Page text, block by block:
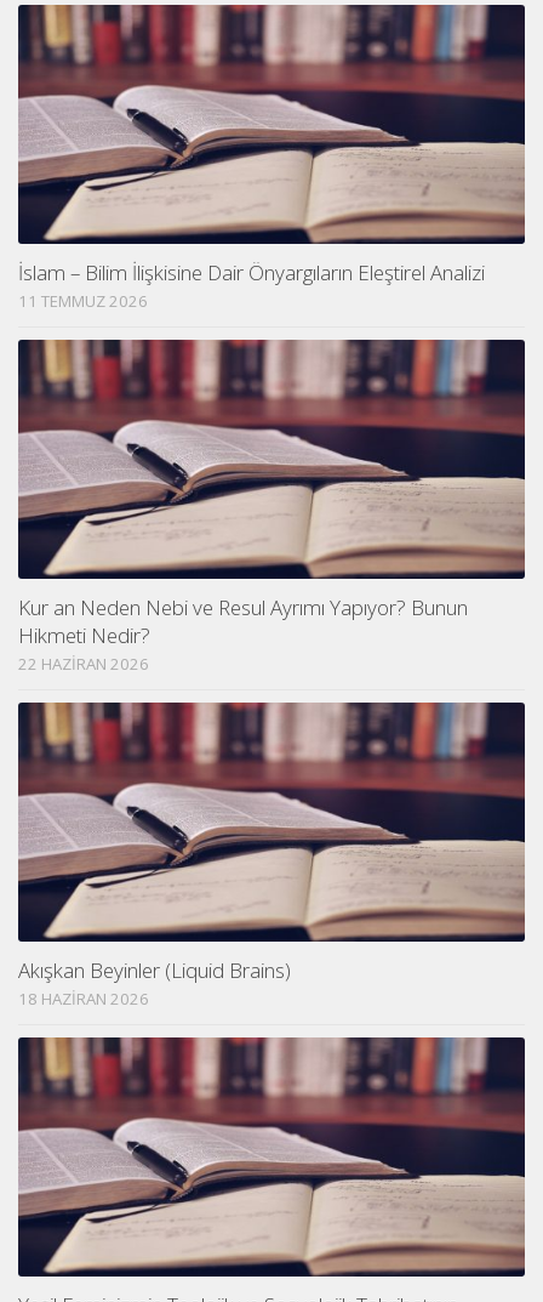
İslam – Bilim İlişkisine Dair Önyargıların Eleştirel Analizi
11 TEMMUZ 2026
Kur an Neden Nebi ve Resul Ayrımı Yapıyor? Bunun
Hikmeti Nedir?
22 HAZIRAN 2026
Akışkan Beyinler (Liquid Brains)
18 HAZIRAN 2026